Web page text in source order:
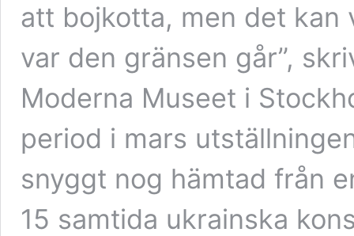
att bojkotta, men det kan
var den gränsen går”,
Moderna Museet i
period i mars
snyggt nog hämtad från
15 samtida ukrainska